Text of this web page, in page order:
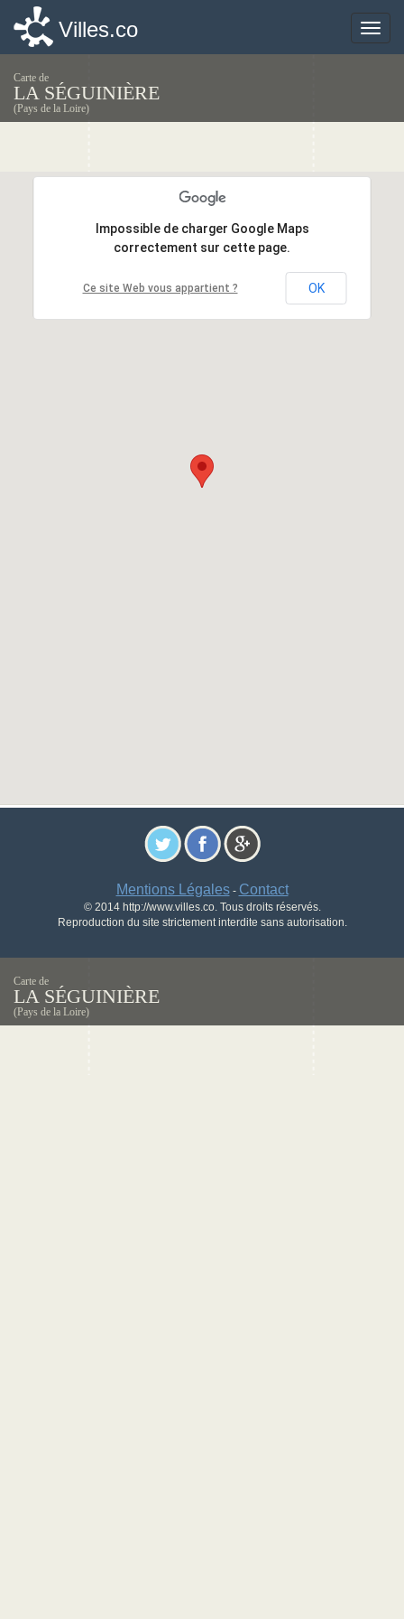
Toggle
Villes.co
Carte de
LA SÉGUINIÈRE
(Pays de la Loire)
Impossible de charger Google Maps
correctement sur cette page.
Ce site Web vous appartient ? OK
Impossible de charger Google Maps
correctement sur cette page.
Ce site Web vous appartient ? OK
Mentions Légales- Contact
© 2014 http://www.villes.co. Tous droits réservés.
Reproduction du site strictement interdite sans autorisation.
Toggle
Villes.co
Carte de
LA SÉGUINIÈRE
(Pays de la Loire)